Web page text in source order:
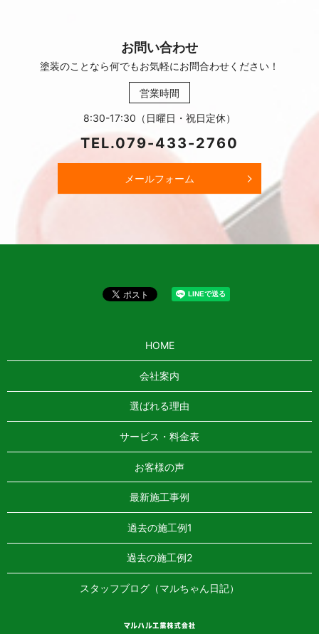
お問い合わせ
塗装のことなら何でもお気軽にお問合わせください！
営業時間
8:30-17:30（日曜日・祝日定休）
TEL.079-433-2760
メールフォーム
HOME
会社案内
選ばれる理由
サービス・料金表
お客様の声
最新施工事例
過去の施工例1
過去の施工例2
スタッフブログ（マルちゃん日記）